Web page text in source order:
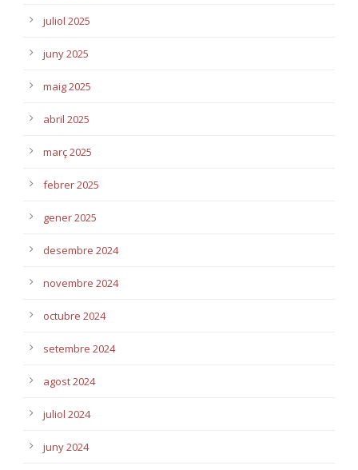
juliol 2025
juny 2025
maig 2025
abril 2025
març 2025
febrer 2025
gener 2025
desembre 2024
novembre 2024
octubre 2024
setembre 2024
agost 2024
juliol 2024
juny 2024